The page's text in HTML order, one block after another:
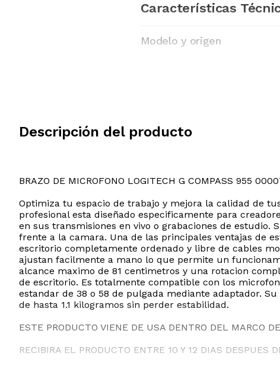
Características
Modelo y origen
Descripción del producto
BRAZO DE MICROFONO LOGITECH G COMPASS 955
Optimiza tu espacio de trabajo y mejora la calidad de
profesional esta diseñado especificamente para
en sus transmisiones en vivo o grabaciones de
frente a la camara. Una de las principales ventajas de
escritorio completamente ordenado y libre de cables
ajustan facilmente a mano lo que permite un
alcance maximo de 81 centimetros y una rotacion
de escritorio. Es totalmente compatible con los
estandar de 38 o 58 de pulgada mediante adaptador.
de hasta 1.1 kilogramos sin perder estabilidad.
ESTE PRODUCTO VIENE DE USA DENTRO DEL MARCO
RECIBIRA EL PRODUCTO ENTRE 10 Y 12 DIAS DESPUES